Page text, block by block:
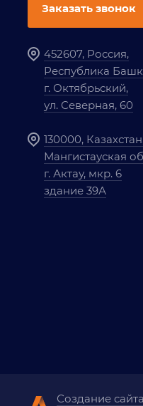
Заказать звонок
452607, Россия,
Республика
г. Октябрьский,
ул. Северная, 60
130000,
Мангистауская
г. Актау, мкр. 6
здание 39А
Создание сайта